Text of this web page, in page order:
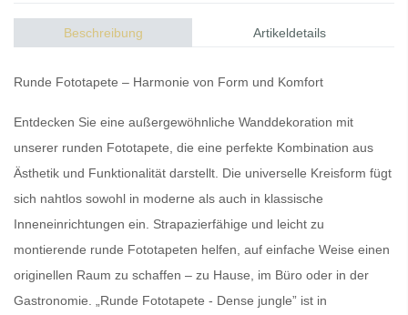
Beschreibung Artikeldetails
Runde Fototapete – Harmonie von Form und Komfort
Entdecken Sie eine außergewöhnliche Wanddekoration mit
unserer runden Fototapete, die eine perfekte Kombination aus
Ästhetik und Funktionalität darstellt. Die universelle Kreisform fügt
sich nahtlos sowohl in moderne als auch in klassische
Inneneinrichtungen ein. Strapazierfähige und leicht zu
montierende runde Fototapeten helfen, auf einfache Weise einen
originellen Raum zu schaffen – zu Hause, im Büro oder in der
Gastronomie. „Runde Fototapete - Dense jungle” ist in